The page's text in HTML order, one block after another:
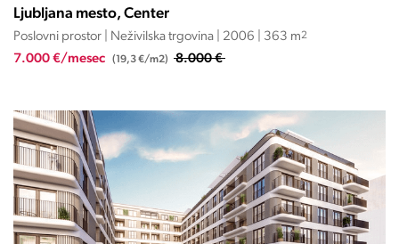
Ljubljana mesto, Center
Poslovni prostor | Neživilska trgovina | 2006 | 363 m2
7.000 €/mesec (19,3 €/m2) 8.000 €